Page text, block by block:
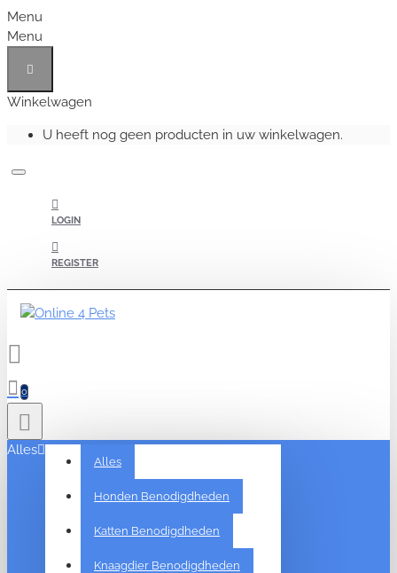
Menu
Menu
Winkelwagen
U heeft nog geen producten in uw winkelwagen.
LOGIN
REGISTER
0
Alles
Alles
Honden Benodigdheden
Katten Benodigdheden
Knaagdier Benodigdheden